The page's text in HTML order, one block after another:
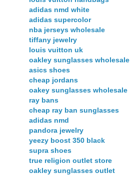
adidas nmd white
adidas supercolor
nba jerseys wholesale
tiffany jewelry
louis vuitton uk
oakley sunglasses wholesale
asics shoes
cheap jordans
oakey sunglasses wholesale
ray bans
cheap ray ban sunglasses
adidas nmd
pandora jewelry
yeezy boost 350 black
supra shoes
true religion outlet store
oakley sunglasses outlet